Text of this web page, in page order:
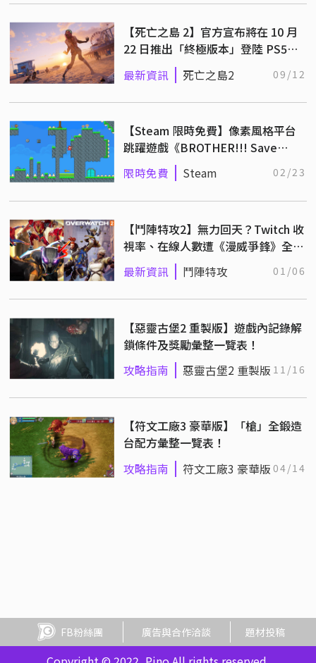
【死亡之島 2】官方宣布將在 10 月
22 日推出「終極版本」登陸 PS5、
Xbox Series X！
最新資訊 死亡之島2 09/12
【Steam 限時免費】像素風格平台
跳躍遊戲《BROTHER!!! Save
him!》永久保存中
限時免費 Steam 02/23
【鬥陣特攻2】無力回天？Twitch 收
視率、在線人數遭《漫威爭鋒》全面
壓制！
最新資訊 鬥陣特攻 01/06
【惡靈古堡2 重製版】遊戲內記錄解
鎖條件及獎勵彙整一覽表！
攻略指南 惡靈古堡2 重製版 11/16
【符文工廠3 豪華版】「槍」全鍛造
台配方彙整一覽表！
攻略指南 符文工廠3 豪華版 04/14
FB粉絲團 廣告與合作洽談 題材投稿